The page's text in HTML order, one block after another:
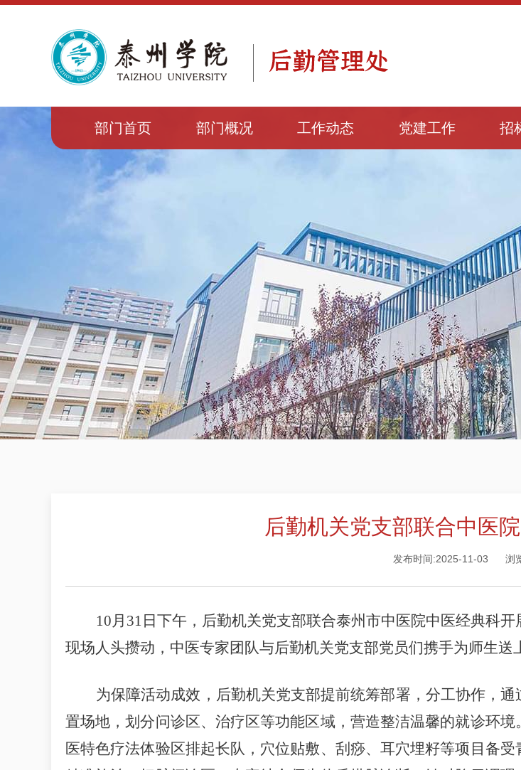
部门首页 部门概况 工作动态 党建工作 招
后勤机关党支部联合中医
发布时间:2025-11-03 浏
10月 31 日下午，后勤机关党支部联合泰州市中医院中医经典科
现场人头攒动，中医专家团队与后勤机关党支部党员们携手为师生送
为保障活动成效，后勤机关党支部提前统筹部署，分工协作，
置场地，划分问诊区、治疗区等功能区域，营造整洁温馨的就诊环
医特色疗法体验区排起长队，穴位贴敷、刮痧、耳穴埋籽等项目备